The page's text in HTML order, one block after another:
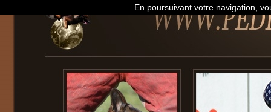
En poursuivant votre navigation,